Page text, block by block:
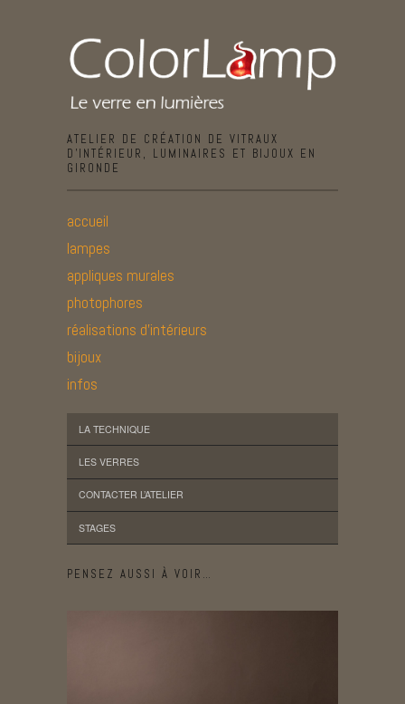
ATELIER DE CRÉATION DE VITRAUX
D’INTÉRIEUR, LUMINAIRES ET BIJOUX EN
GIRONDE
accueil
lampes
appliques murales
photophores
réalisations d’intérieurs
bijoux
infos
LA TECHNIQUE
LES VERRES
CONTACTER L’ATELIER
STAGES
PENSEZ AUSSI À VOIR…